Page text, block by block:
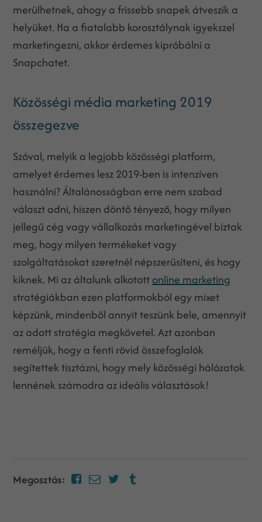
merülhetnek, ahogy a frissebb snapek átveszik a
helyüket. Ha a fiatalabb korosztálynak igyekszel
marketingezni, akkor érdemes kipróbálni a
Snapchatet.
Közösségi média marketing 2019
összegezve
Szóval, melyik a legjobb közösségi platform,
amelyet érdemes lesz 2019-ben is intenzíven
használni? Általánosságban erre nem szabad
választ adni, hiszen döntő tényező, hogy milyen
jellegű cég vagy vállalkozás marketingével bíztak
meg, hogy milyen termékeket vagy
szolgáltatásokat szeretnél népszerűsíteni, és hogy
kiknek. Mi az általunk alkotottonline marketing
stratégiákban ezen platformokból egy mixet
képzünk, mindenből annyit teszünk bele, amennyit
az adott stratégia megkövetel. Azt azonban
reméljük, hogy a fenti rövid összefoglalók
segítettek tisztázni, hogy mely közösségi hálózatok
lennének számodra az ideális választások!
Megosztás: